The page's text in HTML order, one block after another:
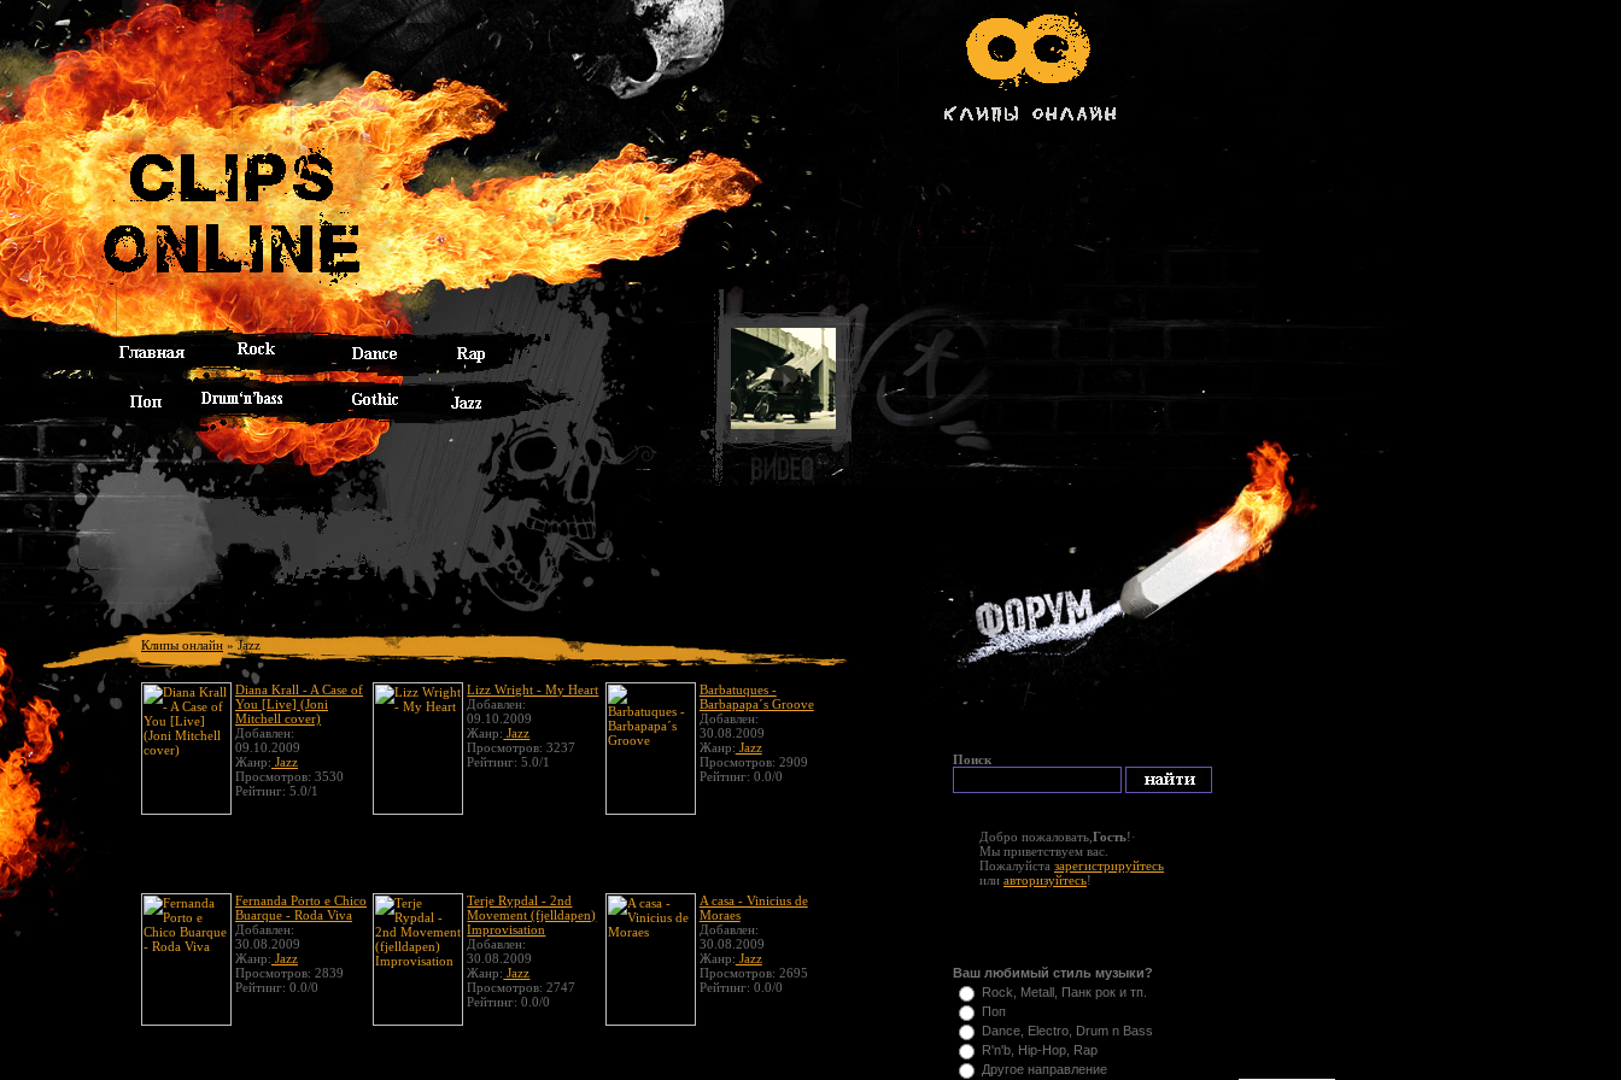
Клипы онлайн » Jazz
Diana Krall - A Case of
You [Live] (Joni
Mitchell cover)
Добавлен:
09.10.2009
Жанр: Jazz
Просмотров: 3530
Рейтинг: 5.0/1
Lizz Wright - My Heart
Добавлен:
09.10.2009
Жанр: Jazz
Просмотров: 3237
Рейтинг: 5.0/1
Barbatuques -
Barbapapa´s Groove
Добавлен:
30.08.2009
Жанр: Jazz
Просмотров: 2909
Рейтинг: 0.0/0
Fernanda Porto e Chico
Buarque - Roda Viva
Добавлен:
30.08.2009
Жанр: Jazz
Просмотров: 2839
Рейтинг: 0.0/0
Terje Rypdal - 2nd
Movement (fjelldapen)
Improvisation
Добавлен:
30.08.2009
Жанр: Jazz
Просмотров: 2747
Рейтинг: 0.0/0
A casa - Vinicius de
Moraes
Добавлен:
30.08.2009
Жанр: Jazz
Просмотров: 2695
Рейтинг: 0.0/0
Поиск
Добро пожаловать, Гость!·
Мы приветствуем вас.
Пожалуйста зарегистрируйтесь
или авторизуйтесь!
Ваш любимый стиль музыки?
Rock, Metall, Панк рок и тп.
Поп
Dance, Electro, Drum n Bass
R'n'b, Hip-Hop, Rap
Другое направление